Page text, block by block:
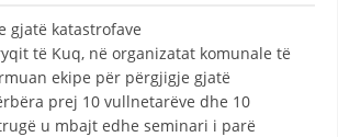
gjatë katastrofave
të Kuq, në organizatat komunale të
ekipe për përgjigje gjatë
prej 10 vullnetarëve dhe 10
u mbajt edhe seminari i parë